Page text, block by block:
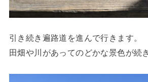
引き続き遍路道を進んで行きます。
田畑や川があってのどかな景色が続